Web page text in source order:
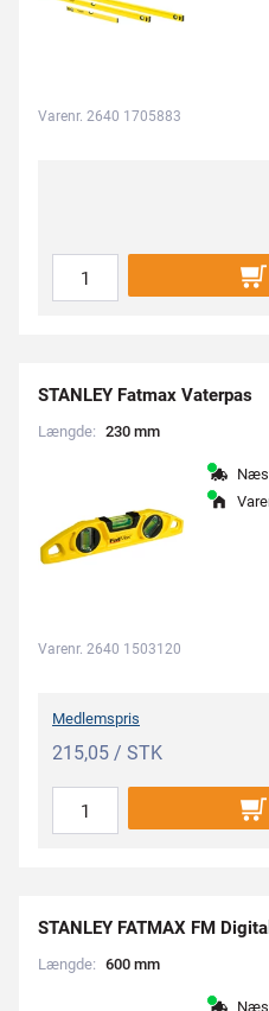
Varenr. 2640 1705883
STANLEY Fatmax Vaterpas
Længde: 230 mm
Varenr. 2640 1503120
Medlemspris
215,05 / STK
STANLEY FATMAX FM
Længde: 600 mm